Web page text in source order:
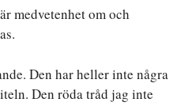
medvetenhet om och
Den har heller inte några
Den röda tråd jag inte